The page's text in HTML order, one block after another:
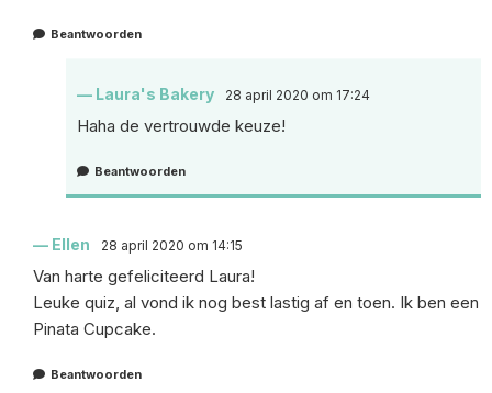
Beantwoorden
Laura's Bakery 28 april 2020 om 17:24
Haha de vertrouwde keuze!
Beantwoorden
Ellen 28 april 2020 om 14:15
Van harte gefeliciteerd Laura!
Leuke quiz, al vond ik nog best lastig af en toen. Ik ben een
Pinata Cupcake.
Beantwoorden